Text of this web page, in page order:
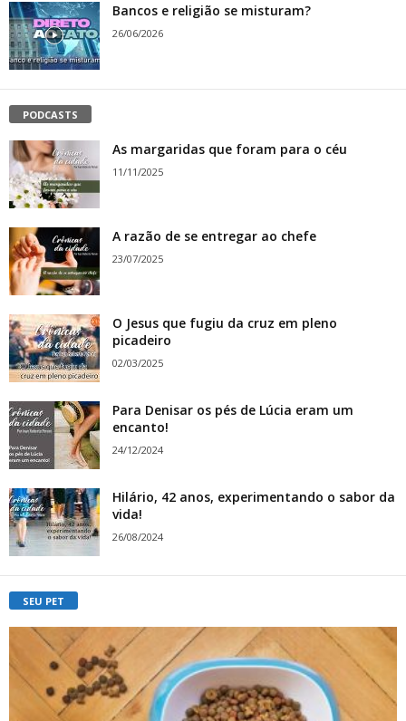
Bancos e religião se misturam?
26/06/2026
PODCASTS
As margaridas que foram para o céu
11/11/2025
A razão de se entregar ao chefe
23/07/2025
O Jesus que fugiu da cruz em pleno
picadeiro
02/03/2025
Para Denisar os pés de Lúcia eram um
encanto!
24/12/2024
Hilário, 42 anos, experimentando o sabor da
vida!
26/08/2024
SEU PET